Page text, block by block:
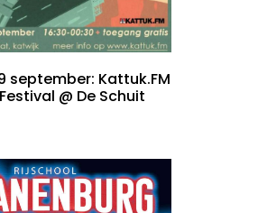
september: Kattuk.FM
@ De Schuit